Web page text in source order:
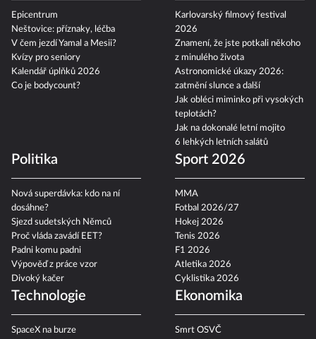
Epicentrum
Neštovice: příznaky, léčba
V čem jezdí Yamal a Mesii?
Kvízy pro seniory
Kalendář úplňků 2026
Co je bodycount?
Karlovarský filmový festival
2026
Znamení, že jste potkali někoho
z minulého života
Astronomické úkazy 2026:
zatmění slunce a další
Jak obléci miminko při vysokých
teplotách?
Jak na dokonalé letní mojito
6 lehkých letních salátů
Politika
Nová superdávka: kdo na ní
dosáhne?
Sjezd sudetských Němců
Proč vláda zavádí EET?
Padni komu padni
Výpověď z práce vzor
Divoký kačer
Sport 2026
MMA
Fotbal 2026/27
Hokej 2026
Tenis 2026
F1 2026
Atletika 2026
Cyklistika 2026
Technologie
SpaceX na burze
Ekonomika
Smrt OSVČ